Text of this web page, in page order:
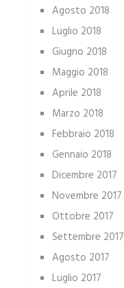
Agosto 2018
Luglio 2018
Giugno 2018
Maggio 2018
Aprile 2018
Marzo 2018
Febbraio 2018
Gennaio 2018
Dicembre 2017
Novembre 2017
Ottobre 2017
Settembre 2017
Agosto 2017
Luglio 2017